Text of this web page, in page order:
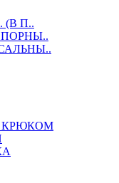
(В П..
КРЮКОМ